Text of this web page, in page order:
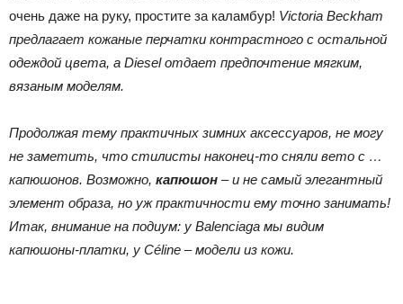
очень даже на руку, простите за каламбур! Victoria Beckham
предлагает кожаные перчатки контрастного с остальной
одеждой цвета, а Diesel отдает предпочтение мягким,
вязаным моделям.
Продолжая тему практичных зимних аксессуаров, не могу
не заметить, что стилисты наконец-то сняли вето с …
капюшонов. Возможно, капюшон – и не самый элегантный
элемент образа, но уж практичности ему точно занимать!
Итак, внимание на подиум: у Balenciaga мы видим
капюшоны-платки, у Céline – модели из кожи.